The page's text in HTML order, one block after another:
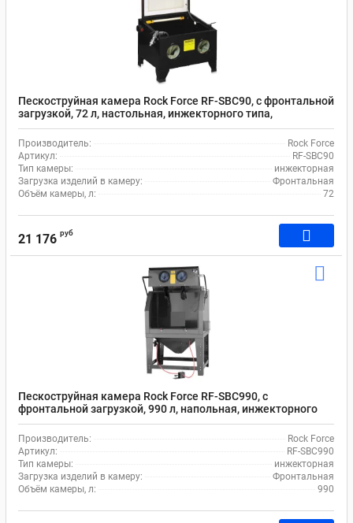
Пескоструйная камера Rock Force RF-SBC90, с фронтальной
загрузкой, 72 л, настольная, инжекторного типа,
пневматическая
Производитель:
Rock Force
Артикул:
RF-SBC90
Тип камеры:
инжекторная
Загрузка изделий в камеру:
Фронтальная
Объём камеры, л:
72
21 176 руб
Пескоструйная камера Rock Force RF-SBC990, с
фронтальной загрузкой, 990 л, напольная, инжекторного
типа, пневматическая, с электродвигателем
Производитель:
Rock Force
Артикул:
RF-SBC990
Тип камеры:
инжекторная
Загрузка изделий в камеру:
Фронтальная
Объём камеры, л:
990